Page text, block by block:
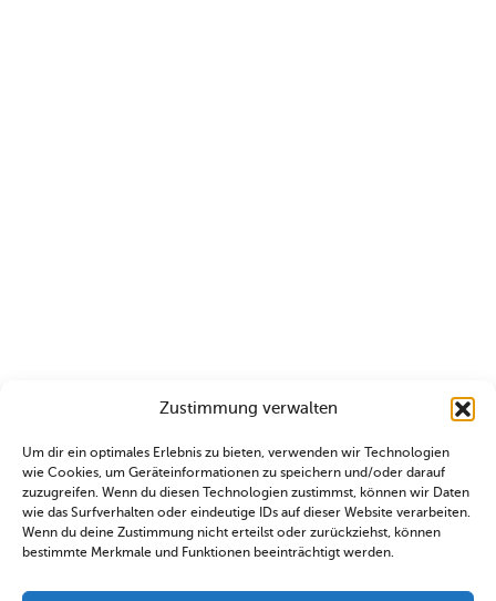
Zustimmung verwalten
Um dir ein optimales Erlebnis zu bieten, verwenden wir Technologien
wie Cookies, um Geräteinformationen zu speichern und/oder darauf
zuzugreifen. Wenn du diesen Technologien zustimmst, können wir Daten
wie das Surfverhalten oder eindeutige IDs auf dieser Website verarbeiten.
Wenn du deine Zustimmung nicht erteilst oder zurückziehst, können
bestimmte Merkmale und Funktionen beeinträchtigt werden.